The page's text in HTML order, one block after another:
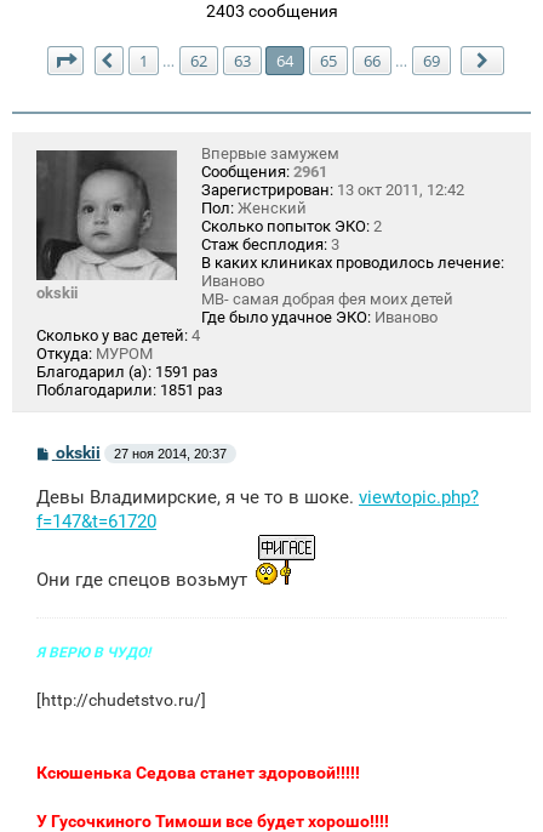
2403 сообщения
Страница 64 из69
Пред.
1 … 62 63 64 65 66 … 69
okskii
Впервые замужем
Сообщения: 2961
Зарегистрирован: 13 окт 2011, 12:42
Пол: Женский
Сколько попыток ЭКО: 2
Стаж бесплодия: 3
В каких клиниках проводилось лечение:
Иваново
МВ- самая добрая фея моих детей
Где было удачное ЭКО: Иваново
Сколько у вас детей: 4
Откуда: МУРОМ
Благодарил (а): 1591 раз
Поблагодарили: 1851 раз
С
б
щ
е
е
okskii 27 ноя 2014, 20:37
Девы Владимирские, я че то в шоке. viewtopic.php?
f=147&t=61720
Они где спецов возьмут
Я ВЕРЮ В ЧУДО!
[http://chudetstvo.ru/]
Ксюшенька Седова станет здоровой!!!!!
У Гусочкиного Тимоши все будет хорошо!!!!